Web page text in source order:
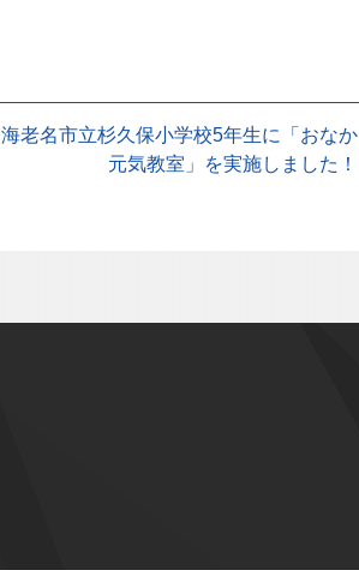
海老名市立杉久保小学校5年生に「おなか
元気教室」を実施しました！